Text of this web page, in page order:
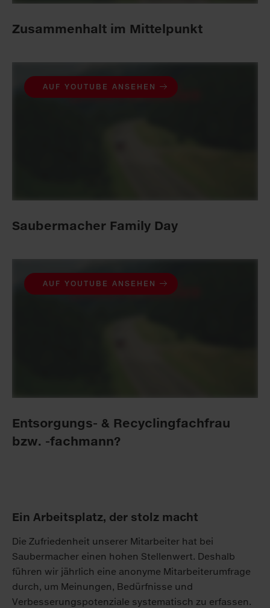
Zusammenhalt im Mittelpunkt
AUF YOUTUBE ANSEHEN
Saubermacher Family Day
AUF YOUTUBE ANSEHEN
Entsorgungs- & Recycling­fachfrau
bzw. -fachmann?
Ein Arbeitsplatz, der stolz macht
Die Zufriedenheit unserer Mitarbeiter hat bei
Saubermacher einen hohen Stellenwert. Deshalb
führen wir jährlich eine anonyme Mitarbeiterumfrage
durch, um Meinungen, Bedürfnisse und
Verbesserungspotenziale systematisch zu erfassen.